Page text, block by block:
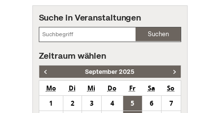
Suche in Veranstaltungen
Suchen
Zeitraum wählen
September 2025
Mo Di Mi Do Fr Sa
So
1
2 3 4 5 6
7